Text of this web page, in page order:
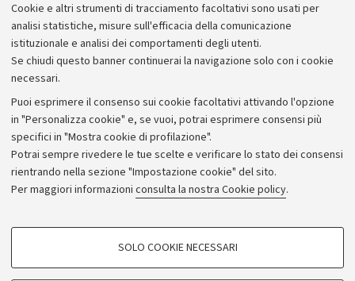
Cookie e altri strumenti di tracciamento facoltativi sono usati per
analisi statistiche, misure sull'efficacia della comunicazione
istituzionale e analisi dei comportamenti degli utenti.
Se chiudi questo banner continuerai la navigazione solo con i cookie
necessari.
Puoi esprimere il consenso sui cookie facoltativi attivando l'opzione
in "Personalizza cookie" e, se vuoi, potrai esprimere consensi più
specifici in "Mostra cookie di profilazione".
Potrai sempre rivedere le tue scelte e verificare lo stato dei consensi
rientrando nella sezione "Impostazione cookie" del sito.
Per maggiori informazioni consulta la nostra Cookie policy.
COOKIE DI PROFILAZIONE - FACOLTATIVI
SOLO COOKIE NECESSARI
Archivio
Comunicati stampa
Redazione
Rassegna stampa